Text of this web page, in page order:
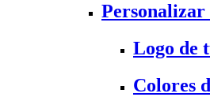
Personalizar
Logo de
Colores